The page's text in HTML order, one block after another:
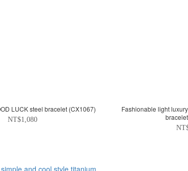
LUCK steel bracelet (CX1067)
NT$1,080
Fashionable light